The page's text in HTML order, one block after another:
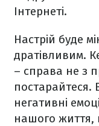
Інтернеті.
Настрій буде
дратівливим.
– справа не з
постарайтеся.
негативні
нашого життя,